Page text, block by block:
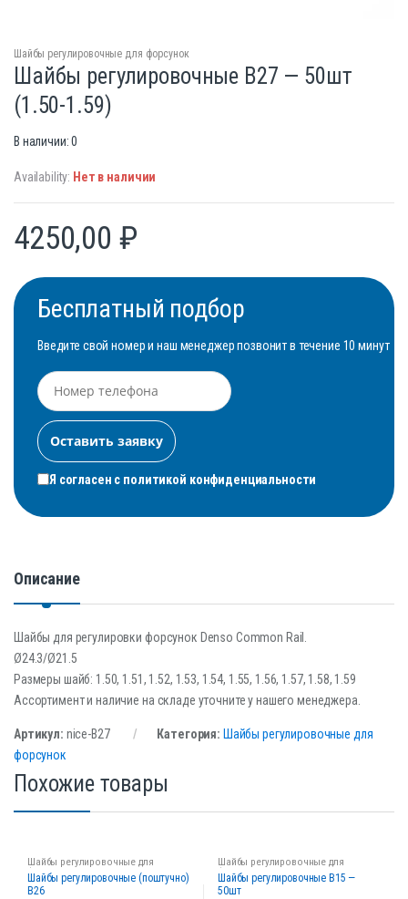
Шайбы регулировочные для форсунок
Шайбы регулировочные B27 — 50шт
(1.50-1.59)
В наличии: 0
Availability: Нет в наличии
4250,00 ₽
Бесплатный подбор
Введите свой номер и наш менеджер позвонит в течение 10 минут
Я согласен с политикой конфиденциальности
Описание
Шайбы для регулировки форсунок Denso Common Rail.
Ø24.3/Ø21.5
Размеры шайб: 1.50, 1.51, 1.52, 1.53, 1.54, 1.55, 1.56, 1.57, 1.58, 1.59
Ассортимент и наличие на складе уточните у нашего менеджера.
Артикул: nice-B27 Категория: Шайбы регулировочные для
форсунок
Похожие товары
Шайбы регулировочные для
форсунок
Шайбы регулировочные (поштучно)
B26
Шайбы регулировочные для
форсунок
Шайбы регулировочные B15 —
50шт